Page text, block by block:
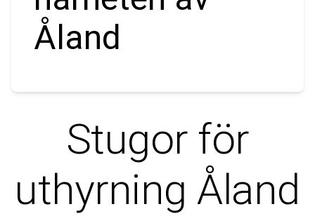
Åland
Stugor för
uthyrningÅland